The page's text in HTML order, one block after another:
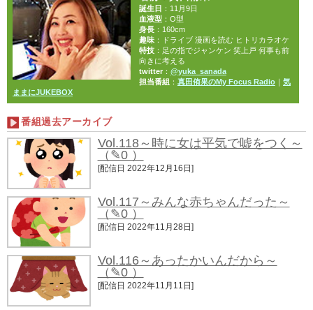
誕生日 ：11月9日
血液型：O型
身長：160cm
趣味：ドライブ 漫画を読む ヒトリカラオケ
特技：足の指でジャンケン 笑上戸 何事も前
向きに考える
twitter： @yuka_sanada
担当番組 ： 真田侑果のMy Focus Radio｜ 気
ままにJUKEBOX
番組過去アーカイブ
Vol.118～時に女は平気で嘘をつく～
（✎0 ）
[配信日 2022年12月16日]
Vol.117～みんな赤ちゃんだった～
（✎0 ）
[配信日 2022年11月28日]
Vol.116～あったかいんだから～
（✎0 ）
[配信日 2022年11月11日]